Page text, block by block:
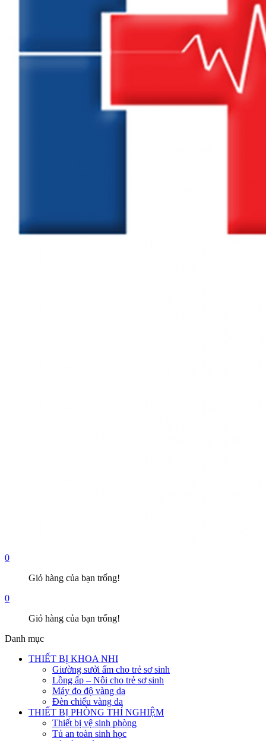
0
Giỏ hàng của bạn trống!
0
Giỏ hàng của bạn trống!
Danh mục
THIẾT BỊ KHOA NHI
Giường sưởi ấm cho trẻ sơ sinh
Lồng ấp – Nôi cho trẻ sơ sinh
Máy đo độ vàng da
Đèn chiếu vàng da
THIẾT BỊ PHÒNG THÍ NGHIỆM
Thiết bị vệ sinh phòng
Tủ an toàn sinh học